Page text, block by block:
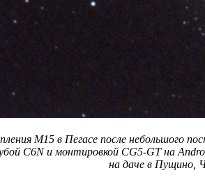
М15 в Пегасе после небольшого
C6N и монтировкой CG5-GT на
на даче в Пущино,